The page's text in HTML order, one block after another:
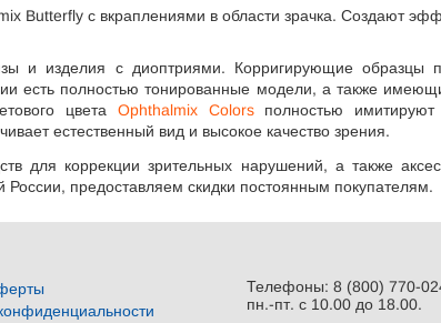
Butterfly с вкраплениями в области зрачка. Создают
и изделия с диоптриями. Корригирующие образцы
есть полностью тонированные модели, а также
цвета Ophthalmix Colorsполностью имитируют
естественный вид и высокое качество зрения.
для коррекции зрительных нарушений, а также
предоставляем скидки постоянным покупателям.
Телефоны: 8 (800) 770-
пн.-пт. с 10.00 до 18.00.